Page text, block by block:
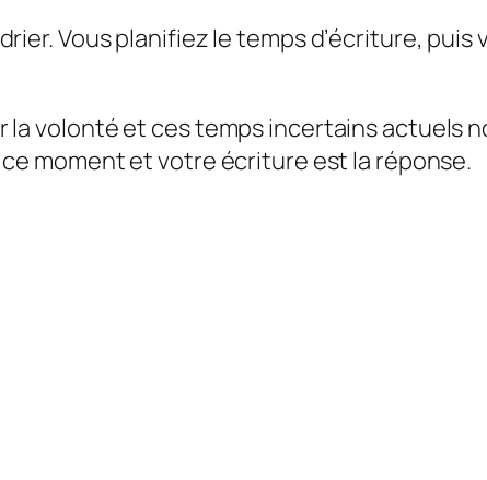
Vous planifiez le temps d’écriture, puis
la volonté et ces temps incertains actuels
moment et votre écriture est la réponse.